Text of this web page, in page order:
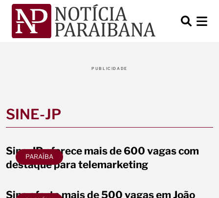
PUBLICIDADE
SINE-JP
PARAÍBA
Sine-JP oferece mais de 600 vagas com
destaque para telemarketing
Sine oferta mais de 500 vagas em João